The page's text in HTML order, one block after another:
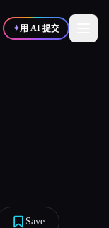
✦用 AI 提交
Save